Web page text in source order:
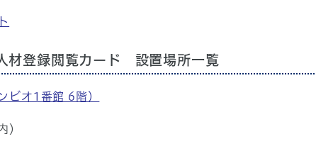
材登録閲覧カード 設置場所一覧
ビオ1番館 6階）
）